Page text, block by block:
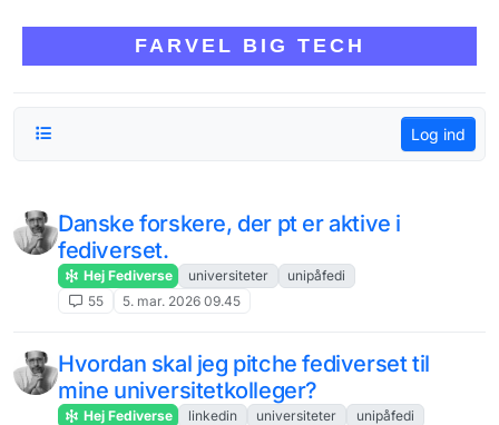
FARVEL BIG TECH
Log ind
Danske forskere, der pt er aktive i
fediverset.
Hej Fediverse universiteter
unipåfedi
55
5. mar. 2026 09.45
Hvordan skal jeg pitche fediverset til
mine universitetkolleger?
Hej Fediverse linkedin universiteter
unipåfedi